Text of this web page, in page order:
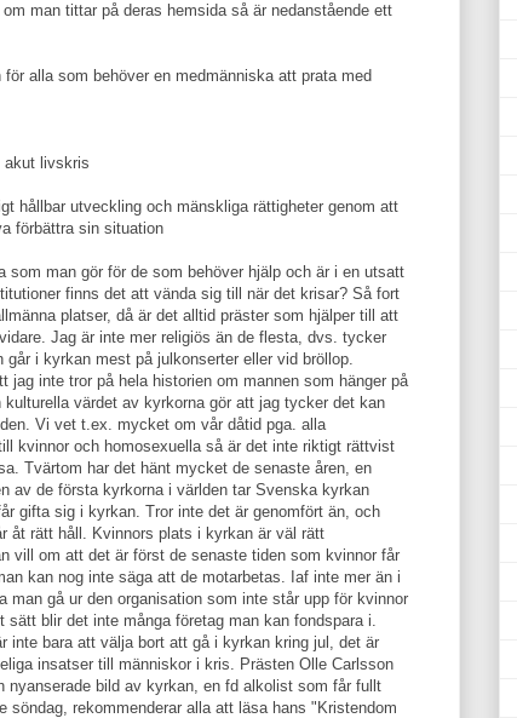
man tittar på deras hemsida så är nedanstående ett
alla som behöver en medmänniska att prata med
akut livskris
hållbar utveckling och mänskliga rättigheter genom att
förbättra sin situation
som man gör för de som behöver hjälp och är i en utsatt
finns det att vända sig till när det krisar? Så fort
platser, då är det alltid präster som hjälper till att
Jag är inte mer religiös än de flesta, dvs. tycker
går i kyrkan mest på julkonserter eller vid bröllop.
jag inte tror på hela historien om mannen som hänger på
värdet av kyrkorna gör att jag tycker det kan
Vi vet t.ex. mycket om vår dåtid pga. alla
kvinnor och homosexuella så är det inte riktigt rättvist
Tvärtom har det hänt mycket de senaste åren, en
av de första kyrkorna i världen tar Svenska kyrkan
gifta sig i kyrkan. Tror inte det är genomfört än, och
åt rätt håll. Kvinnors plats i kyrkan är väl rätt
vill om att det är först de senaste tiden som kvinnor får
kan nog inte säga att de motarbetas. Iaf inte mer än i
man gå ur den organisation som inte står upp för kvinnor
sätt blir det inte många företag man kan fondspara i.
inte bara att välja bort att gå i kyrkan kring jul, det är
insatser till människor i kris. Prästen Olle Carlsson
nyanserade bild av kyrkan, en fd alkolist som får fullt
söndag, rekommenderar alla att läsa hans "Kristendom